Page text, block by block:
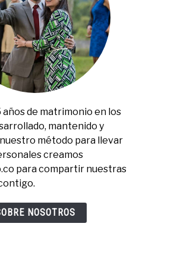
años de matrimonio en los
mantenido y
método para llevar
creamos
para compartir nuestras
NOSOTROS